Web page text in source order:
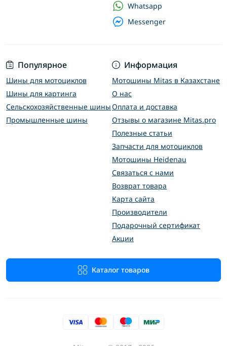
Популярное
Шины для мотоциклов
Шины для картинга
Сельскохозяйственные шины
Промышленные шины
Информация
Мотошины Mitas в Казахстане
О нас
Оплата и доставка
Отзывы о магазине Mitas.pro
Полезные статьи
Запчасти для мотоциклов
Мотошины Heidenau
Связаться с нами
Возврат товара
Карта сайта
Производители
Подарочный сертификат
Акции
Каталог товаров
Whatsapp
Messenger